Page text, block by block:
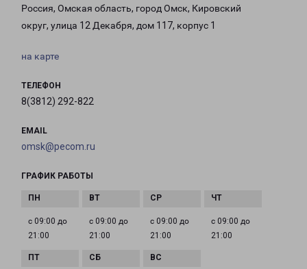
Россия, Омская область, город Омск, Кировский
округ, улица 12 Декабря, дом 117, корпус 1
на карте
ТЕЛЕФОН
8(3812) 292-822
EMAIL
omsk@pecom.ru
ГРАФИК РАБОТЫ
с 09:00 до
21:00
с 09:00 до
21:00
с 09:00 до
21:00
с 09:00 до
21:00